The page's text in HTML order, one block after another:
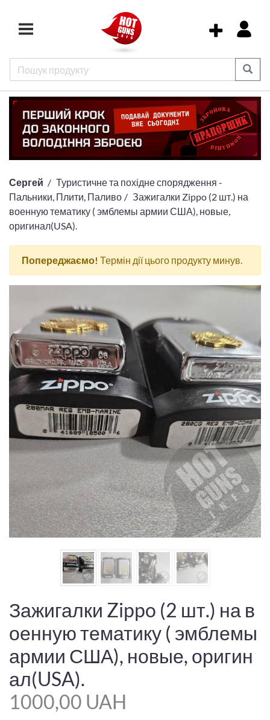
Сергей
Туристичне та похідне спорядження -
Пальники, Плити, Паливо
Зажигалки Zippo (2 шт.) на
военную тематику ( эмблемы армии США), новые,
оригинал(USA).
Попереджаємо! Термін дії цього продукту минув.
Зажигалки Zippo (2 шт.) на в
оенную тематику ( эмблемы
армии США), новые, оригин
ал(USA).
1000,00 UAH